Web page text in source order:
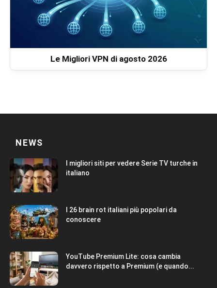
Le Migliori VPN di agosto 2026
NEWS
I migliori siti per vedere Serie TV turche in
italiano
I 26 brain rot italiani più popolari da
conoscere
YouTube Premium Lite: cosa cambia
davvero rispetto a Premium (e quando...